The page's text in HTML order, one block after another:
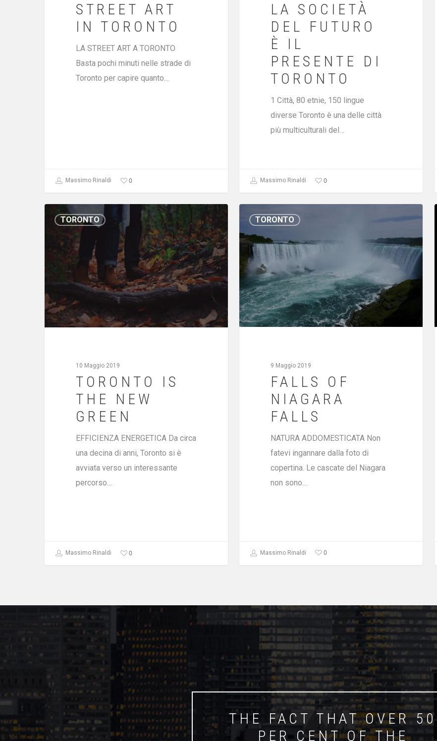
STREET ART
IN TORONTO
LA STREET ART A TORONTO
Basta pochi minuti nelle strade di
Toronto per capire quanto…
Massimo Rinaldi 0
LA SOCIETÀ
DEL FUTURO
È IL
PRESENTE DI
TORONTO
1 Città, 80 etnie, 150 lingue
diverse Toronto è una delle città
più multiculturali del…
Massimo Rinaldi 0
TORONTO
10 Maggio 2019
TORONTO IS
THE NEW
GREEN
EFFICIENZA ENERGETICA Da circa
una decina di anni, Toronto si è
avviata verso un interessante
percorso…
Massimo Rinaldi 0
TORONTO
9 Maggio 2019
FALLS OF
NIAGARA
FALLS
NATURA ADDOMESTICATA Non
fatevi ingannare dalla foto di
copertina. Le cascate del Niagara
non sono…
Massimo Rinaldi 0
THE FACT THAT OVER 50
PER CENT OF THE